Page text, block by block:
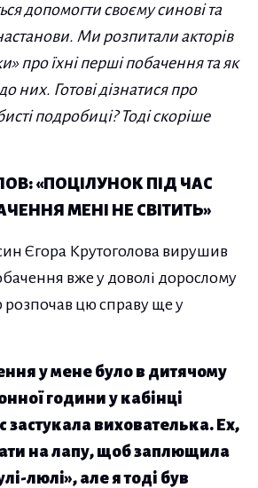
допомогти своєму синові та
Ми розпитали акторів
про їхні перші побачення та як
них. Готові дізнатися про
подробиці? Тоді скоріше
«ПОЦІЛУНОК ПІД ЧАС
МЕНІ НЕ СВІТИТЬ»
Єгора Крутоголова вирушив
вже у доволі дорослому
розпочав цю справу ще у
у мене було в дитячому
години у кабінці
застукала вихователька. Ех,
на лапу, щоб заплющила
люлі», але я тоді був